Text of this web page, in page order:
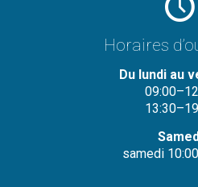
Horaires
Du lundi au
samedi